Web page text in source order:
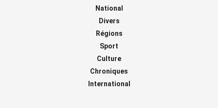
National
Divers
Régions
Sport
Culture
Chroniques
International